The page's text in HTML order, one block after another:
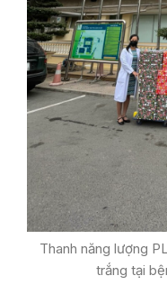
Thanh năng lượng
trắng tại